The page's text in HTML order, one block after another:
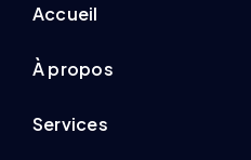
Accueil
À propos
Services